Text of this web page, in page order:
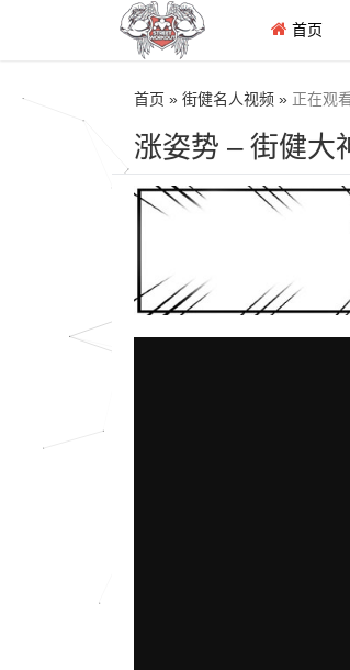
首页
首页 » 街健名人视频 » 正在观
涨姿势 – 街健大